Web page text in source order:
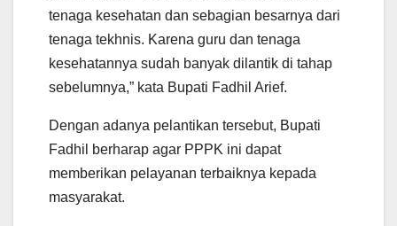
tenaga kesehatan dan sebagian besarnya dari
tenaga tekhnis. Karena guru dan tenaga
kesehatannya sudah banyak dilantik di tahap
sebelumnya,” kata Bupati Fadhil Arief.
Dengan adanya pelantikan tersebut, Bupati
Fadhil berharap agar PPPK ini dapat
memberikan pelayanan terbaiknya kepada
masyarakat.